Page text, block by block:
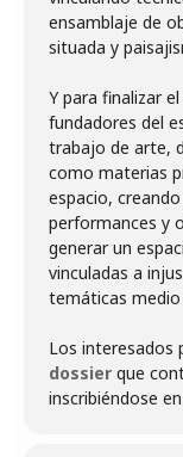
ensamblaje de
situada y
Y para finalizar
fundadores del
trabajo de arte,
como materias
espacio,
performances y
generar un
vinculadas a
temáticas
Los interesados
dossier que
inscribiéndose